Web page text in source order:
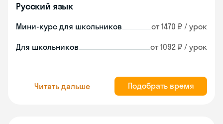
Русский язык
Мини-курс для школьников от 1470 ₽ / урок
Для школьников от 1092 ₽ / урок
Читать дальше Подобрать время